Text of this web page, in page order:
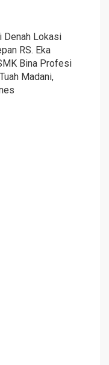
Denah Lokasi
RS. Eka
Bina Profesi
Madani,